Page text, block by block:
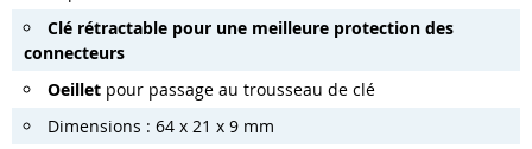
Clé rétractable pour une meilleure protection des
connecteurs
Oeillet pour passage au trousseau de clé
Dimensions : 64 x 21 x 9 mm